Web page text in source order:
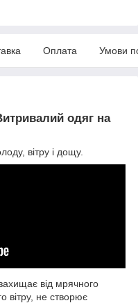
Оплата Умови
одяг на
вітру і дощу.
від мрячного
вітру, не створює